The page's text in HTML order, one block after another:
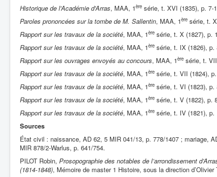
Historique de l'Académie d'Arras, MAA, 1ère série, t. XVI (1835), p. 7-
Paroles prononcées sur la tombe de M. Sallentin, MAA, 1ère série, t.
Rapport sur les travaux de la société, MAA, 1ère série, t. X (1827), p.
Rapport sur les travaux de la société, MAA, 1ère série, t. IX (1826), p.
Rapport sur les ouvrages envoyés au concours, MAA, 1ère série, t.
Rapport sur les travaux de la société, MAA, 1ère série, t. VII (1824),
Rapport sur les travaux de la société, MAA, 1ère série, t. VI (1823), p.
Rapport sur les travaux de la société, MAA, 1ère série, t. V (1822), p.
Rapport sur les travaux de la société, MAA, 1ère série, t. IV (1821), p.
Sources
État civil : naissance, AD 62, 5 MIR 041/13, p. 778/1407 ; mariage,
MIR 878/2-Warlus, p. 641/754.
PILOT Robin, Prosopographie des notables de l’arrondissement
(1814-1848), Mémoire de master 1 Histoire, sous la direction d’Olivier